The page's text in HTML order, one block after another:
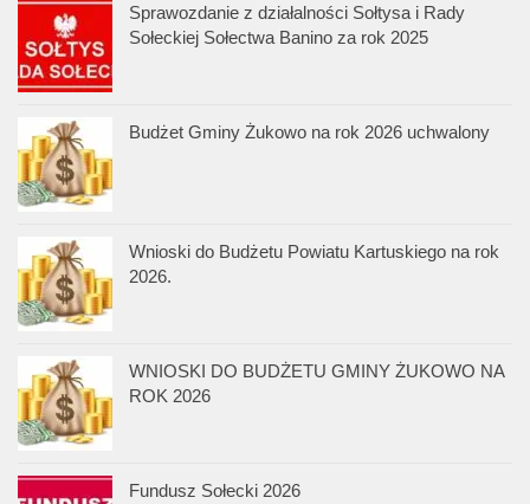
Sprawozdanie z działalności Sołtysa i Rady
Sołeckiej Sołectwa Banino za rok 2025
Budżet Gminy Żukowo na rok 2026 uchwalony
Wnioski do Budżetu Powiatu Kartuskiego na rok
2026.
WNIOSKI DO BUDŻETU GMINY ŻUKOWO NA
ROK 2026
Fundusz Sołecki 2026